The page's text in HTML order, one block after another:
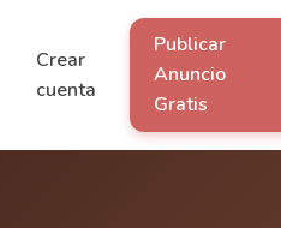
Crear
cuenta
Publicar
Anuncio
Gratis